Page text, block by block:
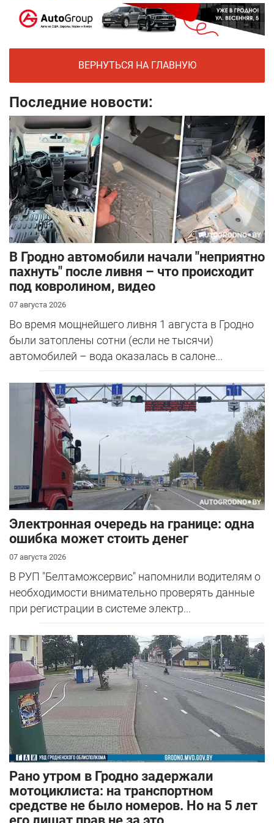
ВЕРНУТЬСЯ НА ГЛАВНУЮ
Последние новости:
В Гродно автомобили начали "неприятно
пахнуть" после ливня – что происходит
под ковролином, видео
07 августа 2026
Во время мощнейшего ливня 1 августа в Гродно
были затоплены сотни (если не тысячи)
автомобилей – вода оказалась в салоне...
Электронная очередь на границе: одна
ошибка может стоить денег
07 августа 2026
В РУП "Белтаможсервис" напомнили водителям о
необходимости внимательно проверять данные
при регистрации в системе электр...
Рано утром в Гродно задержали
мотоциклиста: на транспортном
средстве не было номеров. Но на 5 лет